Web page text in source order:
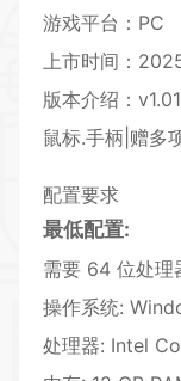
游戏平台：PC
上市时间：
版本介绍：
鼠标.手柄|赠多
配置要求
最低配置:
需要 64 位处理
操作系统:
处理器: Intel